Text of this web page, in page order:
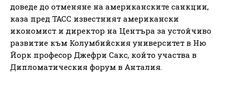
доведе до отменяне на американските санкции,
каза пред ТАСС известният американски
икономист и директор на Центъра за устойчиво
развитие към Колумбийския университет в Ню
Йорк професор Джефри Сакс, който участва в
Дипломатическия форум в Анталия.